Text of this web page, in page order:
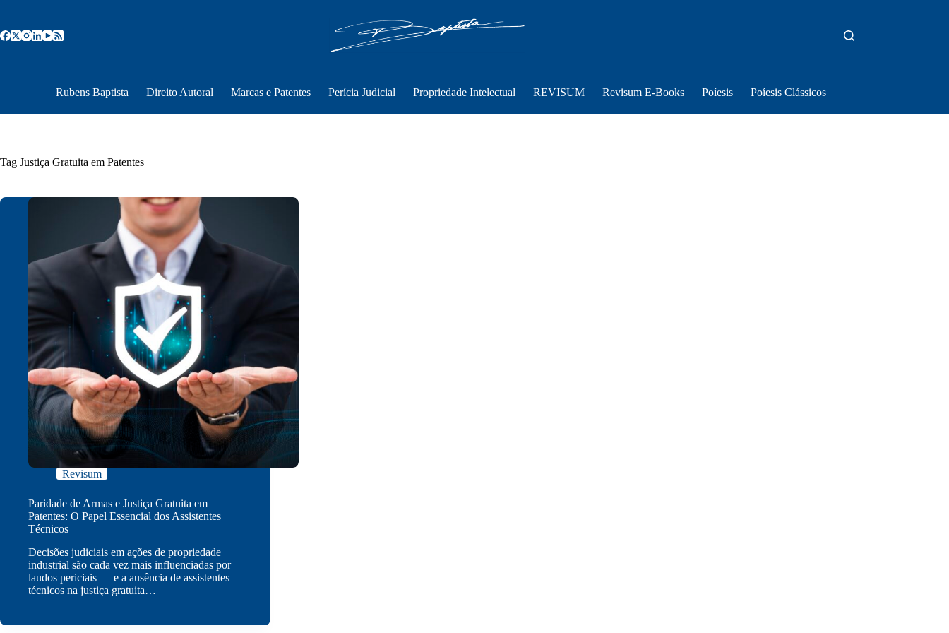
o
conteúdo
Rubens Baptista Direito Autoral Marcas e Patentes Perícia Judicial Propriedade Intelectual REVISUM Revisum E-Books Poíesis Poíesis Clássicos
Tag Justiça Gratuita em Patentes
Revisum
Paridade de Armas e Justiça Gratuita em
Patentes: O Papel Essencial dos Assistentes
Técnicos
Decisões judiciais em ações de propriedade
industrial são cada vez mais influenciadas por
laudos periciais — e a ausência de assistentes
técnicos na justiça gratuita…